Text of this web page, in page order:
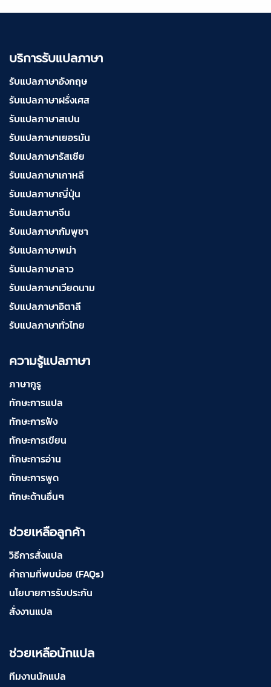
บริการรับแปลภาษา
รับแปลภาษาอังกฤษ
รับแปลภาษาฝรั่งเศส
รับแปลภาษาสเปน
รับแปลภาษาเยอรมัน
รับแปลภาษารัสเซีย
รับแปลภาษาเกาหลี
รับแปลภาษาญี่ปุ่น
รับแปลภาษาจีน
รับแปลภาษากัมพูชา
รับแปลภาษาพม่า
รับแปลภาษาลาว
รับแปลภาษาเวียดนาม
รับแปลภาษาอิตาลี
รับแปลภาษาทั่วไทย
ความรู้แปลภาษา
ภาษากูรู
ทักษะการแปล
ทักษะการฟัง
ทักษะการเขียน
ทักษะการอ่าน
ทักษะการพูด
ทักษะด้านอื่นๆ
ช่วยเหลือลูกค้า
วิธีการสั่งแปล
คำถามที่พบบ่อย (FAQs)
นโยบายการรับประกัน
สั่งงานแปล
ช่วยเหลือนักแปล
ทีมงานนักแปล